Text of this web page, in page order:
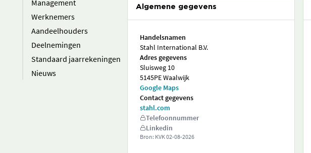
Management
Werknemers
Aandeelhouders
Deelnemingen
Standaard jaarrekeningen
Nieuws
Algemene gegevens
Handelsnamen
Stahl International B.V.
Adres gegevens
Sluisweg 10
5145PE Waalwijk
Google Maps
Contact gegevens
stahl.com
Telefoonnummer
Linkedin
Bron: KVK02-08-2026